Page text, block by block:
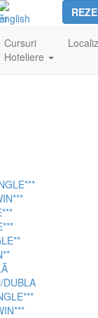
Cursuri
Hoteliere
DUBLA